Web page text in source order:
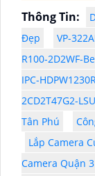
Thông Tin:
Đẹp
VP-
R100-2D2WF-
IPC-
2CD2T47G2-
Tân Phú
Lắp Camera
Camera Quận